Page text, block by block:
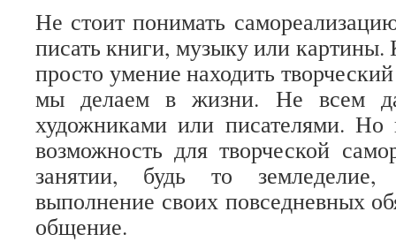
Не стоит понимать
писать книги, музыку или картины.
просто умение находить
мы делаем в жизни. Не всем
художниками или писателями. Но
возможность для творческой
занятии, будь то земледелие,
выполнение своих повседневных
общение.